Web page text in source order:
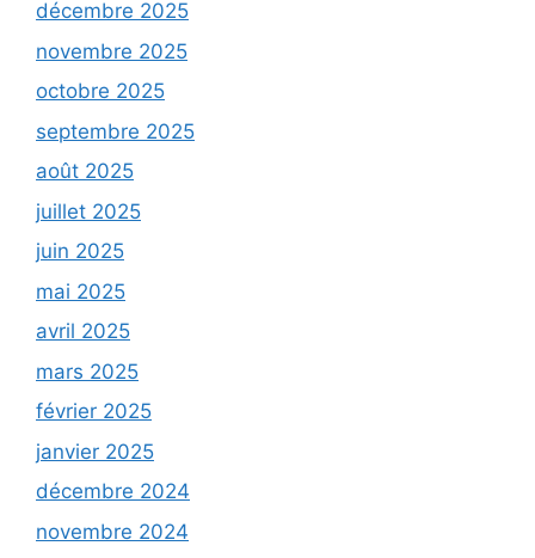
décembre 2025
novembre 2025
octobre 2025
septembre 2025
août 2025
juillet 2025
juin 2025
mai 2025
avril 2025
mars 2025
février 2025
janvier 2025
décembre 2024
novembre 2024